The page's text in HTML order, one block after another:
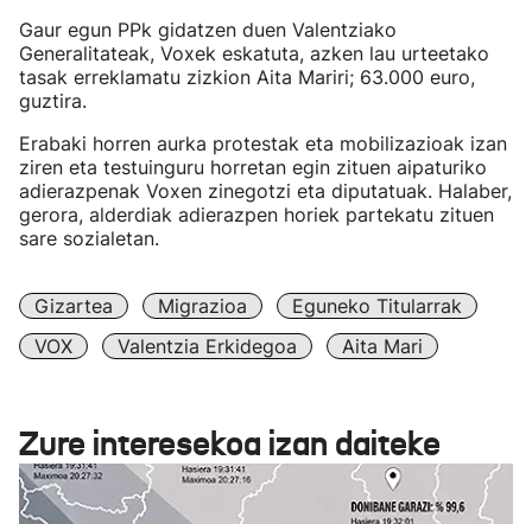
Gaur egun PPk gidatzen duen Valentziako
Generalitateak, Voxek eskatuta, azken lau urteetako
tasak erreklamatu zizkion Aita Mariri; 63.000 euro,
guztira.
Erabaki horren aurka protestak eta mobilizazioak izan
ziren eta testuinguru horretan egin zituen aipaturiko
adierazpenak Voxen zinegotzi eta diputatuak. Halaber,
gerora, alderdiak adierazpen horiek partekatu zituen
sare sozialetan.
Gizartea Migrazioa
Eguneko Titularrak
VOX
Valentzia Erkidegoa Aita Mari
Zure interesekoa izan daiteke